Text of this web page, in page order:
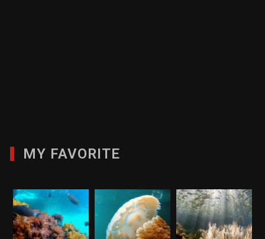
MY FAVORITE